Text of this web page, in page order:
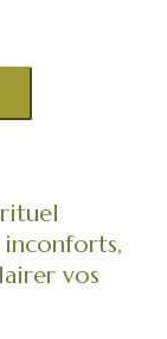
vos